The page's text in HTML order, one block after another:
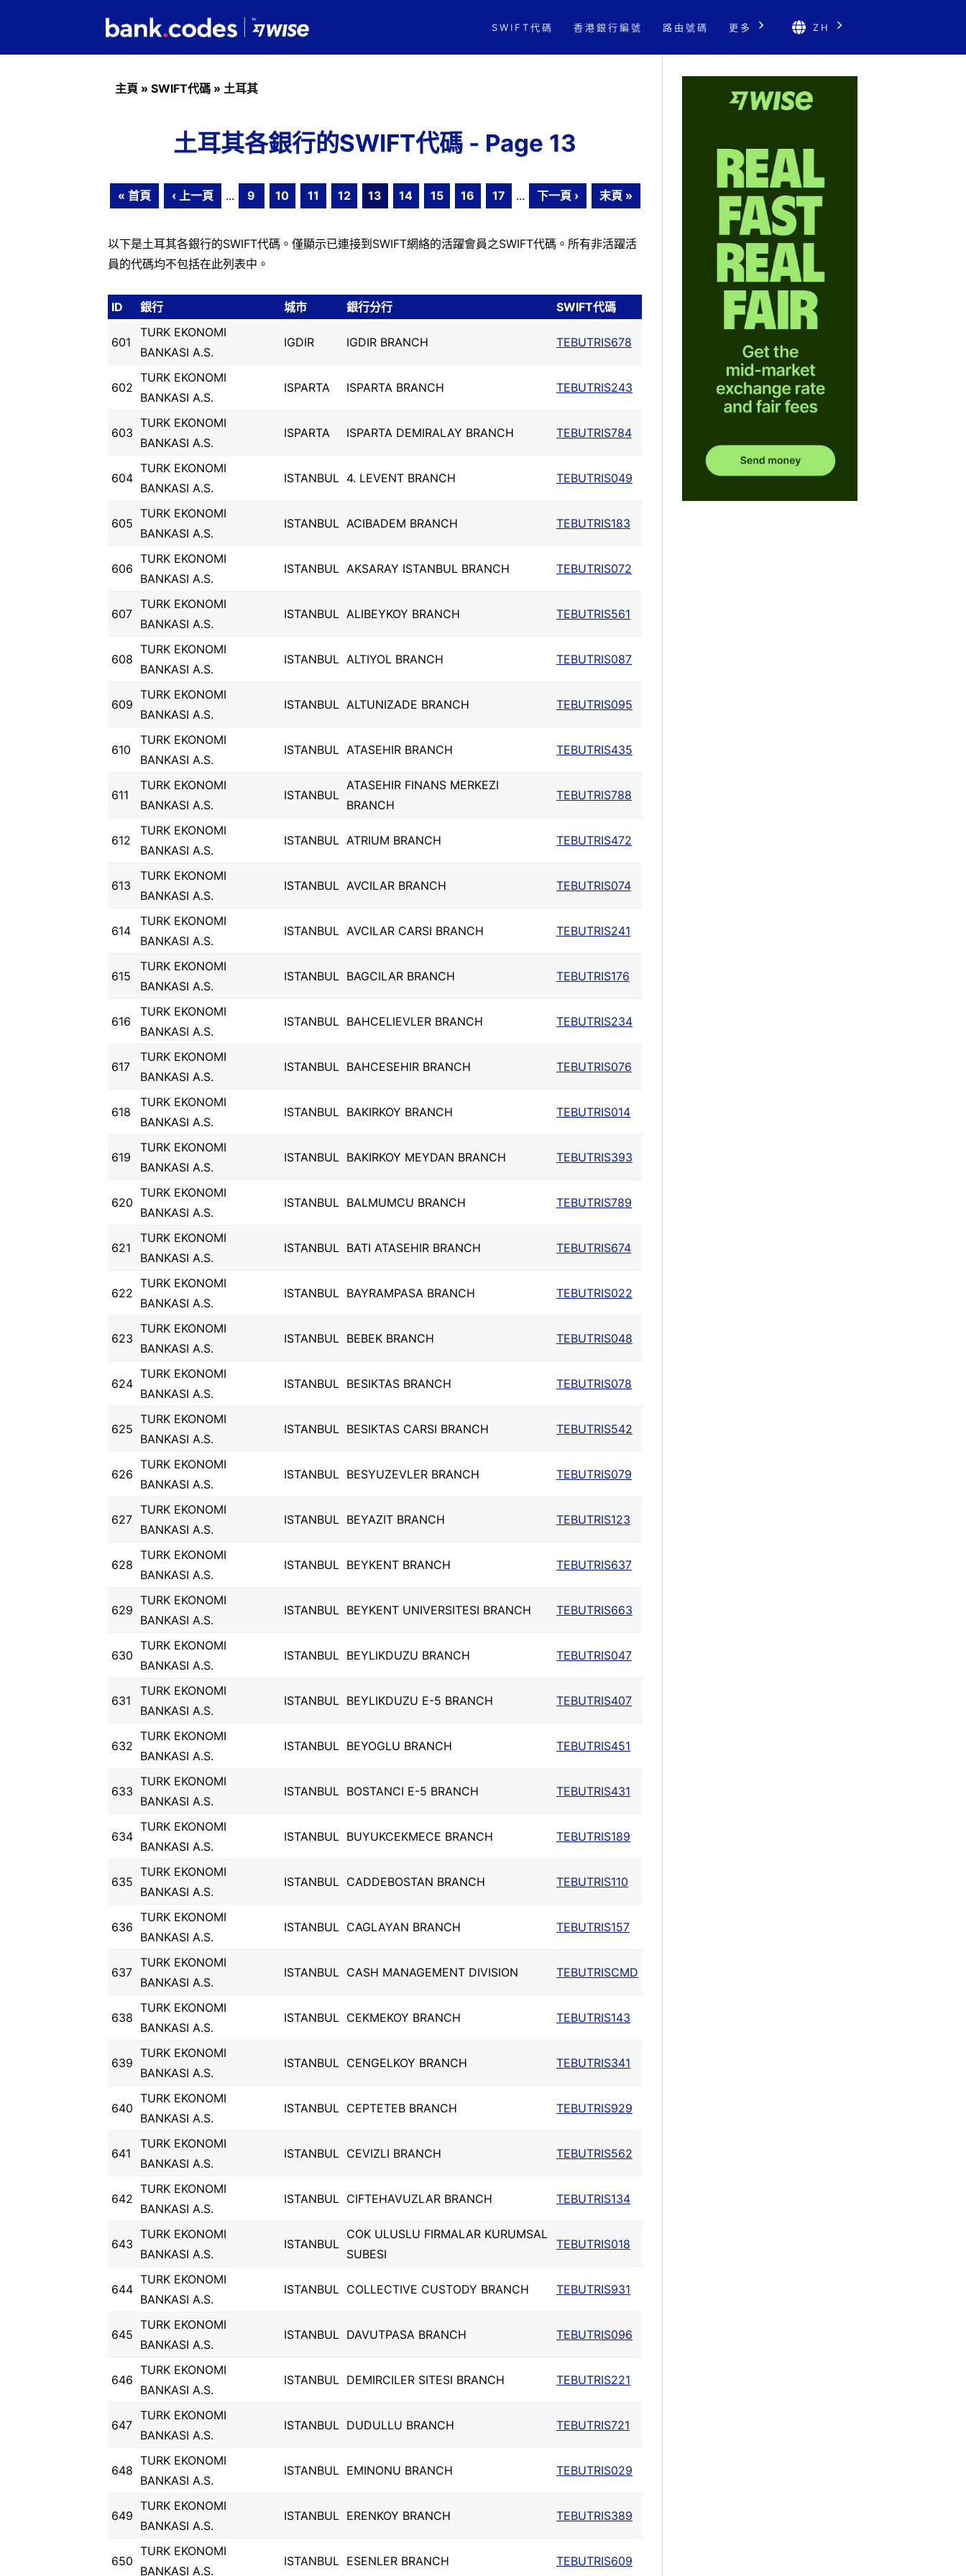
SWIFT代碼 香港銀行編號 路由號碼 更多 ZH
主頁 » SWIFT代碼 » 土耳其
土耳其各銀行的SWIFT代碼 - Page 13
« 首頁 ‹ 上一頁 ... 9 10 11 12 13 14 15 16 17 ... 下一頁 › 末頁 »
以下是土耳其各銀行的SWIFT代碼。僅顯示已連接到SWIFT網絡的活躍會員之SWIFT代碼。所有非活躍活
員的代碼均不包括在此列表中。
ID 銀行 城市 銀行分行 SWIFT代碼
601
TURK EKONOMI
BANKASI A.S.
IGDIR IGDIR BRANCH TEBUTRIS678
602
TURK EKONOMI
BANKASI A.S.
ISPARTA ISPARTA BRANCH TEBUTRIS243
603
TURK EKONOMI
BANKASI A.S.
ISPARTA ISPARTA DEMIRALAY BRANCH TEBUTRIS784
604
TURK EKONOMI
BANKASI A.S.
ISTANBUL 4. LEVENT BRANCH TEBUTRIS049
605
TURK EKONOMI
BANKASI A.S.
ISTANBUL ACIBADEM BRANCH TEBUTRIS183
606
TURK EKONOMI
BANKASI A.S.
ISTANBUL AKSARAY ISTANBUL BRANCH TEBUTRIS072
607
TURK EKONOMI
BANKASI A.S.
ISTANBUL ALIBEYKOY BRANCH TEBUTRIS561
608
TURK EKONOMI
BANKASI A.S.
ISTANBUL ALTIYOL BRANCH TEBUTRIS087
609
TURK EKONOMI
BANKASI A.S.
ISTANBUL ALTUNIZADE BRANCH TEBUTRIS095
610
TURK EKONOMI
BANKASI A.S.
ISTANBUL ATASEHIR BRANCH TEBUTRIS435
611
TURK EKONOMI
BANKASI A.S.
ISTANBUL
ATASEHIR FINANS MERKEZI
BRANCH
TEBUTRIS788
612
TURK EKONOMI
BANKASI A.S.
ISTANBUL ATRIUM BRANCH TEBUTRIS472
613
TURK EKONOMI
BANKASI A.S.
ISTANBUL AVCILAR BRANCH TEBUTRIS074
614
TURK EKONOMI
BANKASI A.S.
ISTANBUL AVCILAR CARSI BRANCH TEBUTRIS241
615
TURK EKONOMI
BANKASI A.S.
ISTANBUL BAGCILAR BRANCH TEBUTRIS176
616
TURK EKONOMI
BANKASI A.S.
ISTANBUL BAHCELIEVLER BRANCH TEBUTRIS234
617
TURK EKONOMI
BANKASI A.S.
ISTANBUL BAHCESEHIR BRANCH TEBUTRIS076
618
TURK EKONOMI
BANKASI A.S.
ISTANBUL BAKIRKOY BRANCH TEBUTRIS014
619
TURK EKONOMI
BANKASI A.S.
ISTANBUL BAKIRKOY MEYDAN BRANCH TEBUTRIS393
620
TURK EKONOMI
BANKASI A.S.
ISTANBUL BALMUMCU BRANCH TEBUTRIS789
621
TURK EKONOMI
BANKASI A.S.
ISTANBUL BATI ATASEHIR BRANCH TEBUTRIS674
622
TURK EKONOMI
BANKASI A.S.
ISTANBUL BAYRAMPASA BRANCH TEBUTRIS022
623
TURK EKONOMI
BANKASI A.S.
ISTANBUL BEBEK BRANCH TEBUTRIS048
624
TURK EKONOMI
BANKASI A.S.
ISTANBUL BESIKTAS BRANCH TEBUTRIS078
625
TURK EKONOMI
BANKASI A.S.
ISTANBUL BESIKTAS CARSI BRANCH TEBUTRIS542
626
TURK EKONOMI
BANKASI A.S.
ISTANBUL BESYUZEVLER BRANCH TEBUTRIS079
627
TURK EKONOMI
BANKASI A.S.
ISTANBUL BEYAZIT BRANCH TEBUTRIS123
628
TURK EKONOMI
BANKASI A.S.
ISTANBUL BEYKENT BRANCH TEBUTRIS637
629
TURK EKONOMI
BANKASI A.S.
ISTANBUL BEYKENT UNIVERSITESI BRANCH TEBUTRIS663
630
TURK EKONOMI
BANKASI A.S.
ISTANBUL BEYLIKDUZU BRANCH TEBUTRIS047
631
TURK EKONOMI
BANKASI A.S.
ISTANBUL BEYLIKDUZU E-5 BRANCH TEBUTRIS407
632
TURK EKONOMI
BANKASI A.S.
ISTANBUL BEYOGLU BRANCH TEBUTRIS451
633
TURK EKONOMI
BANKASI A.S.
ISTANBUL BOSTANCI E-5 BRANCH TEBUTRIS431
634
TURK EKONOMI
BANKASI A.S.
ISTANBUL BUYUKCEKMECE BRANCH TEBUTRIS189
635
TURK EKONOMI
BANKASI A.S.
ISTANBUL CADDEBOSTAN BRANCH TEBUTRIS110
636
TURK EKONOMI
BANKASI A.S.
ISTANBUL CAGLAYAN BRANCH TEBUTRIS157
637
TURK EKONOMI
BANKASI A.S.
ISTANBUL CASH MANAGEMENT DIVISION TEBUTRISCMD
638
TURK EKONOMI
BANKASI A.S.
ISTANBUL CEKMEKOY BRANCH TEBUTRIS143
639
TURK EKONOMI
BANKASI A.S.
ISTANBUL CENGELKOY BRANCH TEBUTRIS341
640
TURK EKONOMI
BANKASI A.S.
ISTANBUL CEPTETEB BRANCH TEBUTRIS929
641
TURK EKONOMI
BANKASI A.S.
ISTANBUL CEVIZLI BRANCH TEBUTRIS562
642
TURK EKONOMI
BANKASI A.S.
ISTANBUL CIFTEHAVUZLAR BRANCH TEBUTRIS134
643
TURK EKONOMI
BANKASI A.S.
ISTANBUL
COK ULUSLU FIRMALAR KURUMSAL
SUBESI
TEBUTRIS018
644
TURK EKONOMI
BANKASI A.S.
ISTANBUL COLLECTIVE CUSTODY BRANCH TEBUTRIS931
645
TURK EKONOMI
BANKASI A.S.
ISTANBUL DAVUTPASA BRANCH TEBUTRIS096
646
TURK EKONOMI
BANKASI A.S.
ISTANBUL DEMIRCILER SITESI BRANCH TEBUTRIS221
647
TURK EKONOMI
BANKASI A.S.
ISTANBUL DUDULLU BRANCH TEBUTRIS721
648
TURK EKONOMI
BANKASI A.S.
ISTANBUL EMINONU BRANCH TEBUTRIS029
649
TURK EKONOMI
BANKASI A.S.
ISTANBUL ERENKOY BRANCH TEBUTRIS389
650
TURK EKONOMI
BANKASI A.S.
ISTANBUL ESENLER BRANCH TEBUTRIS609